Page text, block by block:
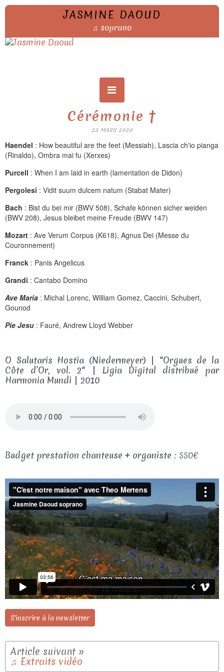
JASMINE DAOUD
♫ soprano
Cérémonie †
25 MARS 2020
Haendel : How beautiful are the feet (Messiah), Lascia ch'io pianga
(Rinaldo), Ombra mai fu (Xerxes)
Purcell : When I am laid in earth (lamentation de Didon)
Pergolesi : Vidit suum dulcem natum (Stabat Mater)
Bach : Bist du bei mir (BWV 508), Schafe können sicher weiden
(BWV 208), Jesus bleibet meine Freude (BWV 147)
Mozart : Ave Verum Corpus (K618), Agnus Dei (Messe du
Couronnement)
Franck : Panis Angelicus
Grandi : Cantabo Domino
Ave Maria : Michal Lorenc, William Gomez, Caccini, Schubert,
Gounod
Pie Jesu : Fauré, Andrew Lloyd Webber
O Salutaris Hostia (Niedermeyer) | "Orgues de la
Côte d’Or, vol. 2" | Ligia Digital distribué par
Harmonia Mundi | 2010
Budget prestation chanteuse + organiste : 550€
S'inscrire à la newsletter
♫ Extraits vidéo